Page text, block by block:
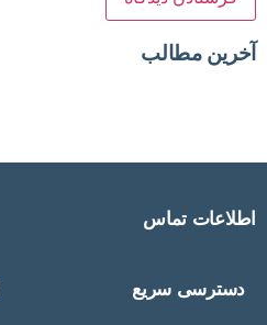
آخرین مطالب
اطلاعات تماس
دسترسی سریع